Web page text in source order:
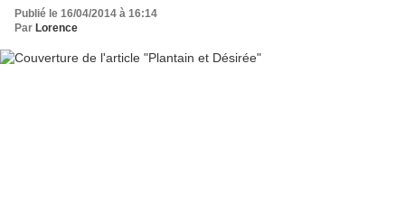
Publié le 16/04/2014 à 16:14
Par Lorence